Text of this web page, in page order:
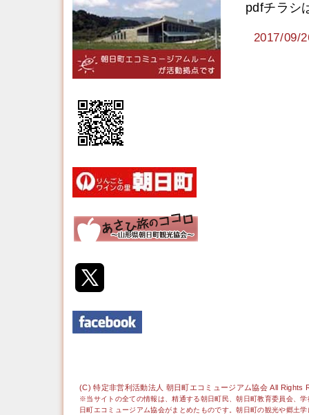
pdfチラシ
2017/09/
(C) 特定非営利活動法人 朝日町エコミュージアム協会 All Rights
※当サイトの全ての情報は、精通する朝日町民、朝日町教育委員会、
日町エコミュージアム協会がまとめたものです。朝日町の観光や郷土